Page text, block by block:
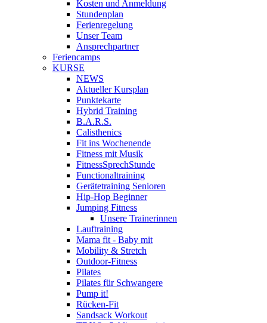
Kosten und Anmeldung
Stundenplan
Ferienregelung
Unser Team
Ansprechpartner
Feriencamps
KURSE
NEWS
Aktueller Kursplan
Punktekarte
Hybrid Training
B.A.R.S.
Calisthenics
Fit ins Wochenende
Fitness mit Musik
FitnessSprechStunde
Functionaltraining
Gerätetraining Senioren
Hip-Hop Beginner
Jumping Fitness
Unsere Trainerinnen
Lauftraining
Mama fit - Baby mit
Mobility & Stretch
Outdoor-Fitness
Pilates
Pilates für Schwangere
Pump it!
Rücken-Fit
Sandsack Workout